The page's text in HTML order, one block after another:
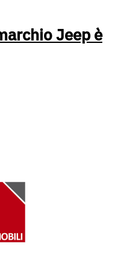
Jeep è